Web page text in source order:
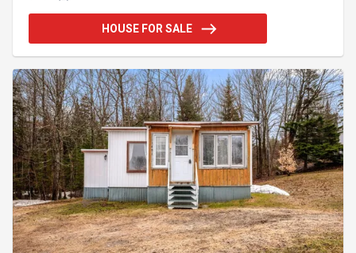
récentes, toiture, abri de la descente et peinture du
plancher de l'atelier. À voir!
électroménagers.Exclusions:Petite table coin du
salon.
HOUSE FOR SALE